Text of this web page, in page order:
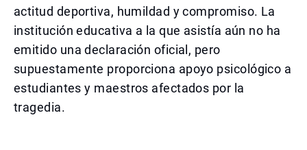
actitud deportiva, humildad y compromiso. La
institución educativa a la que asistía aún no ha
emitido una declaración oficial, pero
supuestamente proporciona apoyo psicológico a
estudiantes y maestros afectados por la
tragedia.